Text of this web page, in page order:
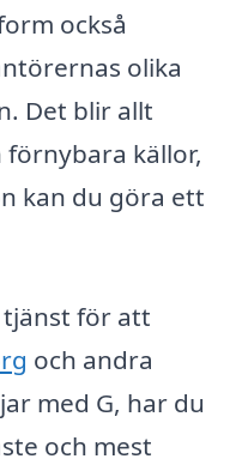
också
olika
Det blir allt
källor,
kan du göra ett
för att
och andra
med G, har du
och mest